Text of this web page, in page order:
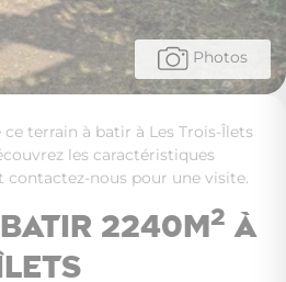
Photos
terrain à batir à Les Trois-Îlets
les caractéristiques
contactez-nous pour une visite.
2240m 2 à
Îlets